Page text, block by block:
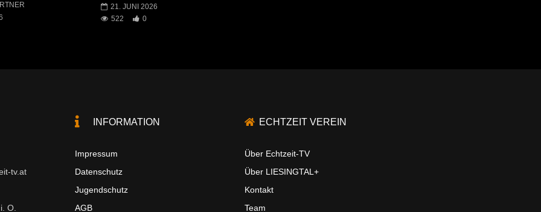
21. JUNI 2026
522
0
tv.at
O.
INFORMATION
Impressum
Datenschutz
Jugendschutz
AGB
ECHTZEIT VEREIN
Über Echtzeit-TV
Über LIESINGTAL+
Kontakt
Team